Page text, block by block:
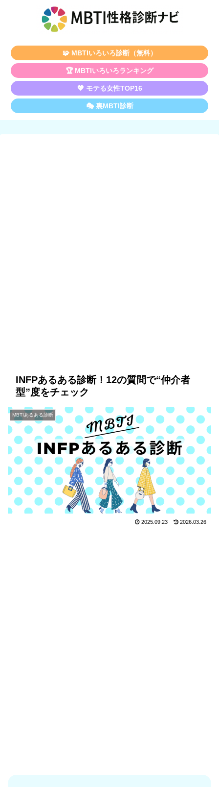
🧩 MBTIいろいろ診断（無料）
🏆 MBTIいろいろランキング
💖 モテる女性TOP16
🎭 裏MBTI診断
INFPあるある診断！12の質問で“仲介者
型”度をチェック
MBTIあるある診断
2025.09.23 2026.03.26